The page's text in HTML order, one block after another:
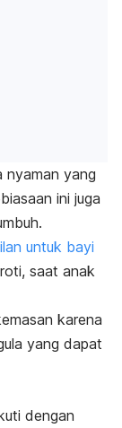
nyaman yang
ini juga
untuk bayi
saat anak
karena
yang dapat
dengan